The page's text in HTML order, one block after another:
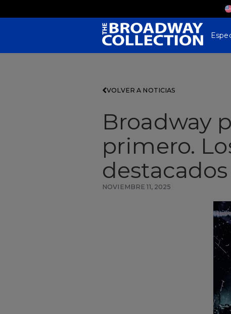
VOLVER A NOTICIAS
Broadway
primero.
NOVIEMBRE 11, 2025